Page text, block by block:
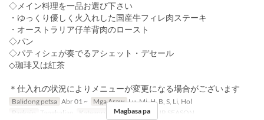
◇メイン料理を一品お選び下さい
・ゆっくり優しく火入れした国産牛フィレ肉ステーキ
・オーストラリア仔羊背肉のロースト
◇パン
◇パティシェが奏でるアシェット・デセール
◇珈琲又は紅茶
＊仕入れの状況によりメニューが変更になる場合がございます
Balidong petsa Abr 01 ~ Mga Araw Lu, Mi, H, B, S, Li, Hol
Pagkain
Tanghalian Kategorya ng Upuan FOUR SEASON
Magbasa pa